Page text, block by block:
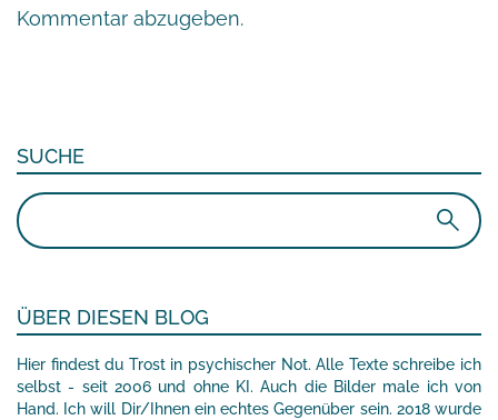
Kommentar abzugeben.
SUCHE
Suchen
nach:
ÜBER DIESEN BLOG
Hier findest du Trost in psychischer Not. Alle Texte schreibe ich
selbst - seit 2006 und ohne KI. Auch die Bilder male ich von
Hand. Ich will Dir/Ihnen ein echtes Gegenüber sein. 2018 wurde